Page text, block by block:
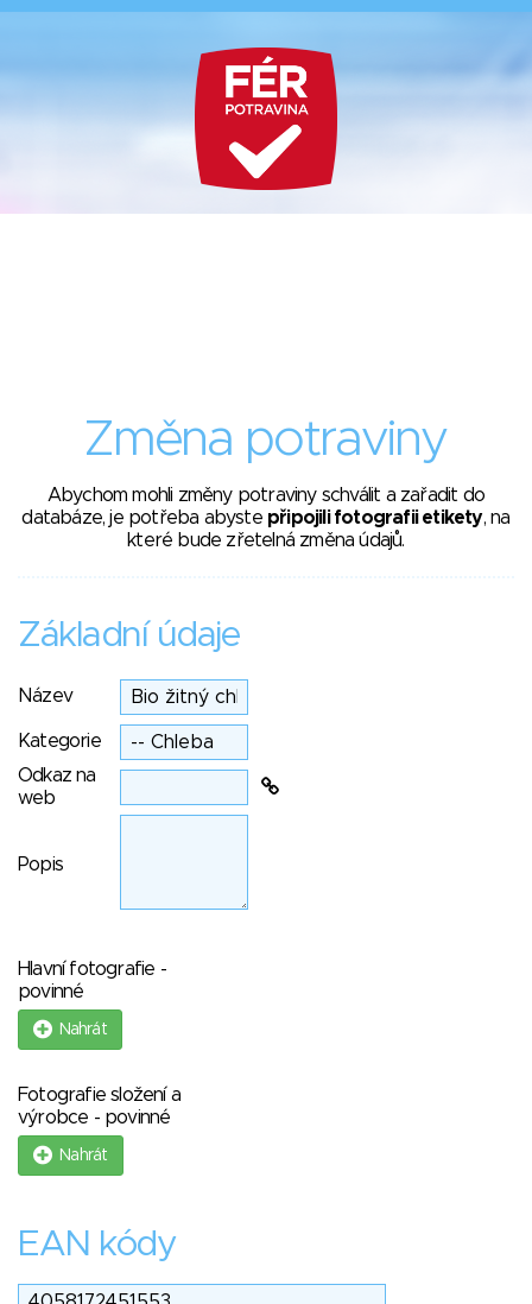
Změna potraviny
Abychom mohli změny potraviny schválit a zařadit do
databáze, je potřeba abyste připojili fotografii etikety, na
které bude zřetelná změna údajů.
Základní údaje
Název
Kategorie
Odkaz na
web
Popis
Hlavní fotografie -
povinné
Nahrát
Fotografie složení a
výrobce - povinné
Nahrát
EAN kódy